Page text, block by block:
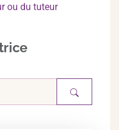
ou du tuteur